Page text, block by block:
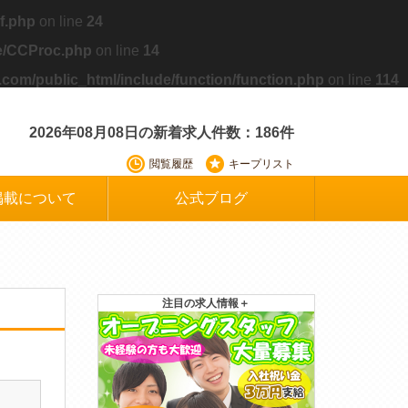
on line 24
CCProc.php on line 14
public_html/include/function/function.php on line 114
2026年08月08日の新着求人件数：186件
閲覧履歴 キープリスト
について 公式ブログ
注目の求人情報＋